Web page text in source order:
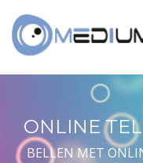
ONLINE
BELLEN MET